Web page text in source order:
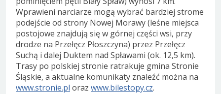
Wprawieni narciarze mogą wybrać bardziej strome
podejście od strony Nowej Morawy (leśne miejsca
postojowe znajdują się w górnej części wsi, przy
drodze na Przełęcz Płoszczyna) przez Przełęcz
Suchą i dalej Duktem nad Spławami (ok. 12,5 km).
Trasy po polskiej stronie ratrakuje gmina Stronie
Śląskie, a aktualne komunikaty znaleźć można na
www.stronie.pl oraz www.bilestopy.cz.